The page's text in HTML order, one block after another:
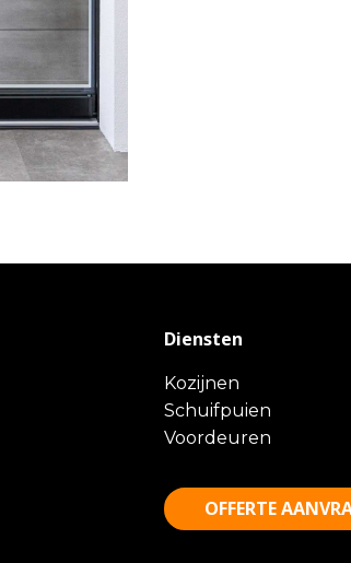
Diensten
Kozijnen
Schuifpuien
Voordeuren
OFFERTE